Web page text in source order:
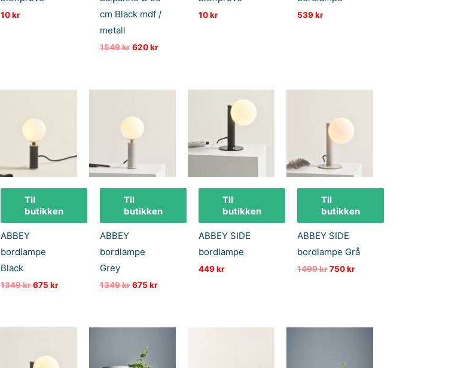
10kr
cm Black mdf /
metall
1549kr Opprinnelig
620krNåværende
10kr 539kr
Til
butikken
ABBEY
bordlampe
Black
1349krOpprinnelig
675krNåværende
Til
butikken
ABBEY
bordlampe
Grey
1349kr Opprinnelig
675 krNåværende
Til
butikken
ABBEY SIDE
bordlampe
449kr
Til
butikken
ABBEY SIDE
bordlampe Grå
1499krOpprinnelig
750krNåværende